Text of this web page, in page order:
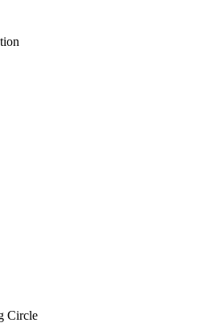
Circle